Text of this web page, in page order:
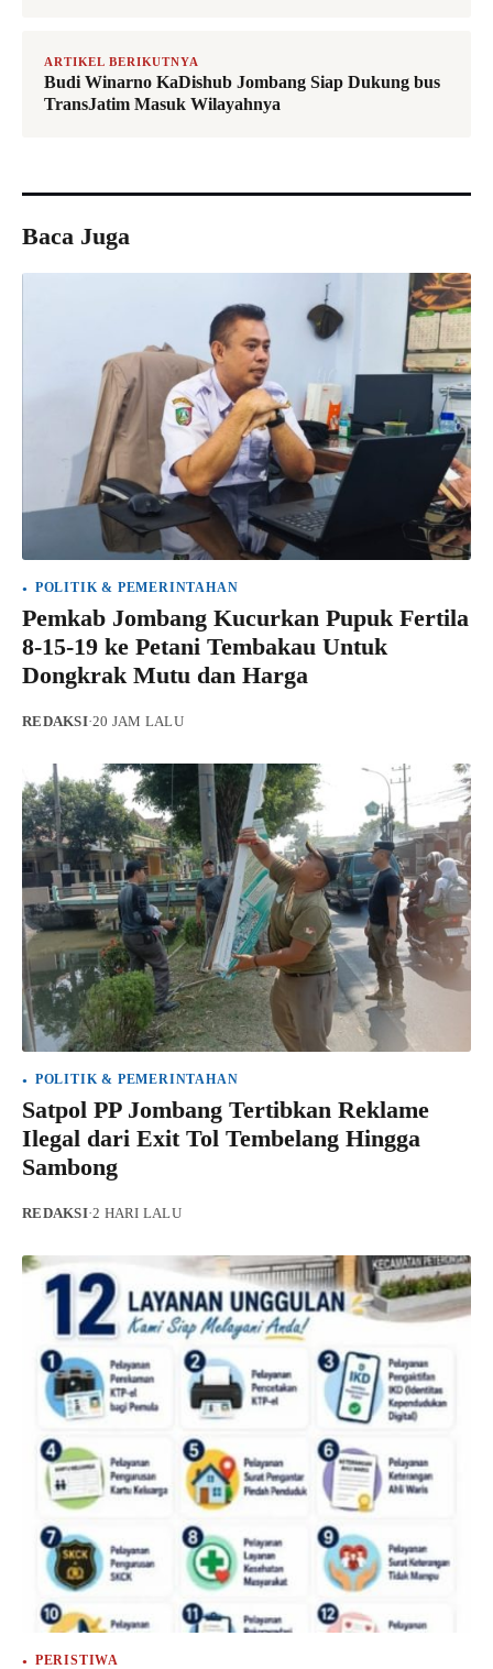
ARTIKEL BERIKUTNYA
Budi Winarno KaDishub Jombang Siap Dukung bus
TransJatim Masuk Wilayahnya
Baca Juga
POLITIK & PEMERINTAHAN
Pemkab Jombang Kucurkan Pupuk Fertila
8-15-19 ke Petani Tembakau Untuk
Dongkrak Mutu dan Harga
REDAKSI·20 JAM LALU
POLITIK & PEMERINTAHAN
Satpol PP Jombang Tertibkan Reklame
Ilegal dari Exit Tol Tembelang Hingga
Sambong
REDAKSI·2 HARI LALU
PERISTIWA